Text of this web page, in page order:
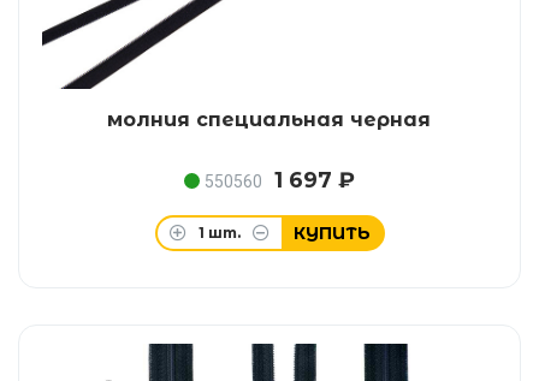
молния специальная черная
550560 1 697 ₽
1 шт. КУПИТЬ